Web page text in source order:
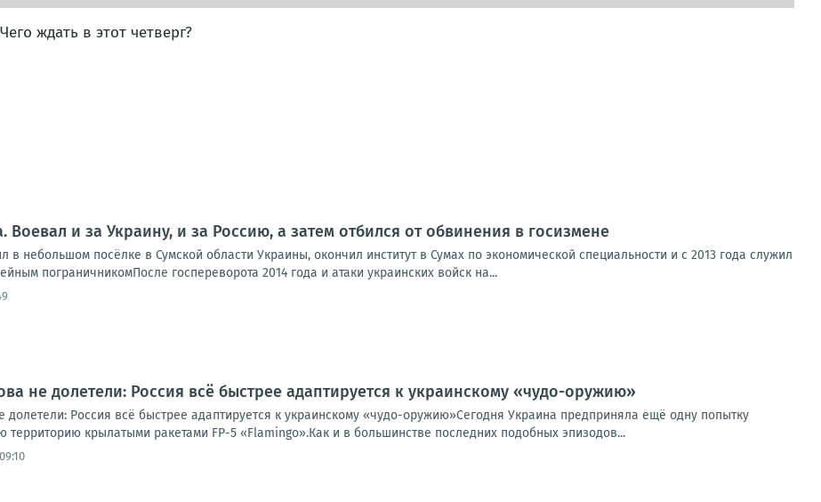
ждать в этот четверг?
Воевал и за Украину, и за Россию, а затем отбился от обвинения в госизмене
в небольшом посёлке в Сумской области Украины, окончил институт в Сумах по экономической специальности и с 2013 года служил
пограничникомПосле госпереворота 2014 года и атаки украинских войск на...
не долетели: Россия всё быстрее адаптируется к украинскому «чудо-оружию»
долетели: Россия всё быстрее адаптируется к украинскому «чудо-оружию»Сегодня Украина предприняла ещё одну попытку
территорию крылатыми ракетами FP-5 «Flamingo».Как и в большинстве последних подобных эпизодов...